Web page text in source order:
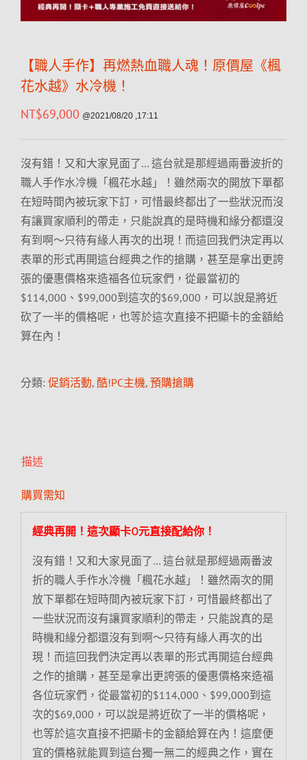
【職人手作】再燃熱血職人魂！原價屋《楓
花水越》水冷機！
NT$69,000 @2021/08/20 ,17:11
沒有錯！又和大家見面了… 這台就是那經過兩番波折的
職人手作水冷機「楓花水越」！雖然兩次的開放下單都
在短時間內被玩家下訂，可惜最終都出了一些狀況而沒
有讓買家順利的帶走，只能說真的是時機和緣分都還沒
有到啊～只待有緣人再次的出現！而這回我們決定再以
表單的形式再開這台經典之作的搶購，甚至是拿出更誇
張的優惠價格來造福各位玩家們，從最當初的
$114,000、$99,000到這次的$69,000，可以說是將近
砍了一半的價格呢，也等於這次直接不把顯卡的金額給
算在內！
分類: 促銷活動, 酷!PC主機, 預購搶購
描述
購買需知
經典再開！這次顯卡0元直接配給你！
沒有錯！又和大家見面了… 這台就是那經過兩番波
折的職人手作水冷機「楓花水越」！雖然兩次的開
放下單都在短時間內被玩家下訂，可惜最終都出了
一些狀況而沒有讓買家順利的帶走，只能說真的是
時機和緣分都還沒有到啊～只待有緣人再次的出
現！而這回我們決定再以表單的形式再開這台經典
之作的搶購，甚至是拿出更誇張的優惠價格來造福
各位玩家們，從最當初的$114,000、$99,000到這
次的$69,000，可以說是將近砍了一半的價格呢，
也等於這次直接不把顯卡的金額給算在內！這麼便
宜的價格就能買到這台獨一無二的經典之作，實在